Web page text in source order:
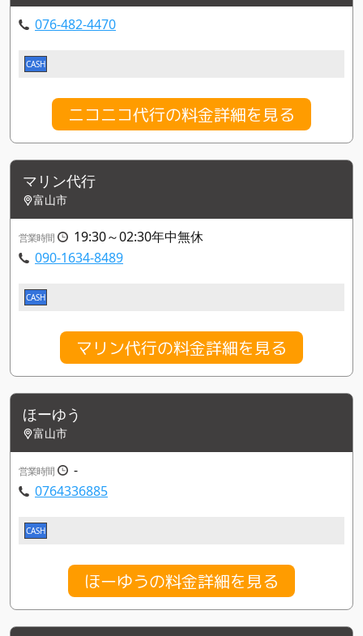
076-482-4470
CASH
ニコニコ代行の料金詳細を見る
マリン代行
富山市
営業時間
19:30～02:30年中無休
090-1634-8489
CASH
マリン代行の料金詳細を見る
ほーゆう
富山市
営業時間
-
0764336885
CASH
ほーゆうの料金詳細を見る